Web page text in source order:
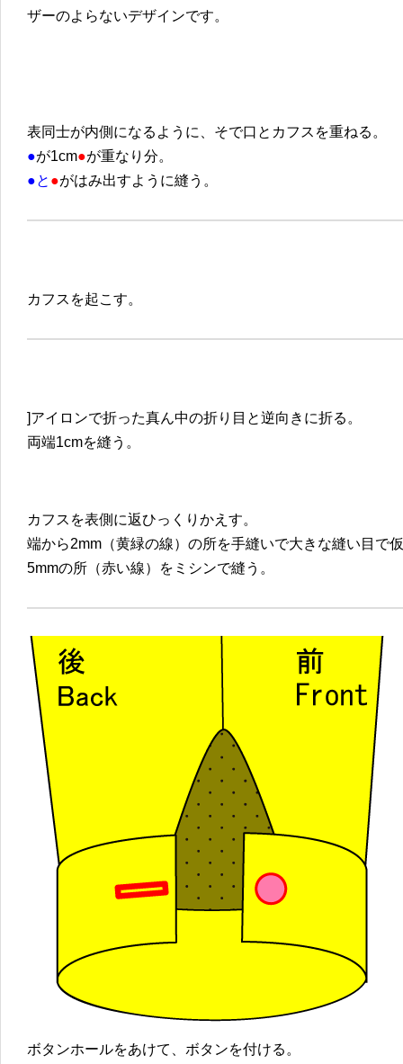
ザーのよらないデザインです。
表同士が内側になるように、そで口とカフスを重ねる。
●が1cm●が重なり分。
●と ●がはみ出すように縫う。
カフスを起こす。
]アイロンで折った真ん中の折り目と逆向きに折る。
両端1cmを縫う。
カフスを表側に返ひっくりかえす。
端から2mm（黄緑の線）の所を手縫いで大きな縫い目で
5mmの所（赤い線）をミシンで縫う。
ボタンホールをあけて、ボタンを付ける。